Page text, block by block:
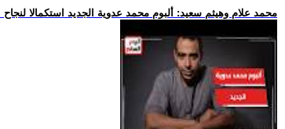
.. محمد علام وهيثم سعيد: ألبوم محمد عدوية الجديد استكمالا لنجاح